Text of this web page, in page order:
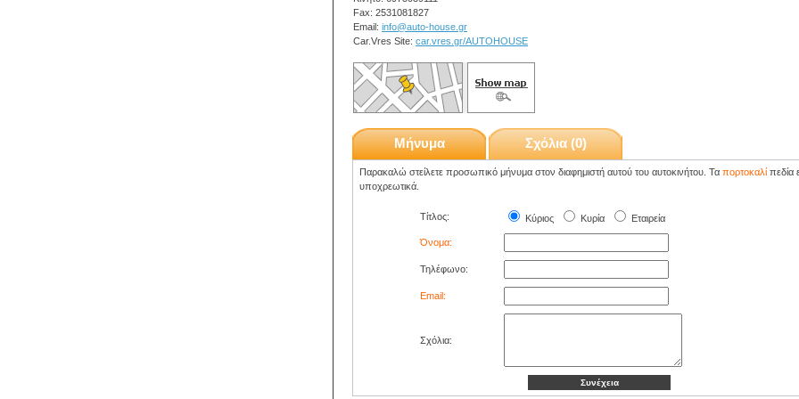
Fax: 2531081827
Email: info@auto-house.gr
Car.Vres Site: car.vres.gr/AUTOHOUSE
Μήνυμα Σχόλια (0)
Παρακαλώ στείλετε προσωπικό μήνυμα στον διαφημιστή αυτού του αυτοκινήτου. Τα πορτοκαλίπεδία
υποχρεωτικά.
Τίτλος: Κύριος Κυρία Εταιρεία
Όνομα:
Τηλέφωνο:
Email:
Σχόλια: